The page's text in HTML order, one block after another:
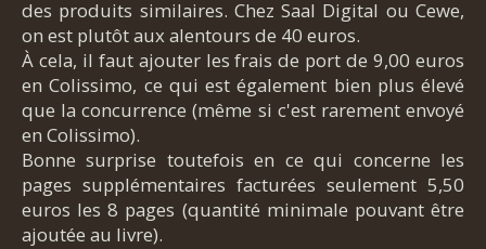
des produits similaires. Chez Saal Digital ou Cewe,
on est plutôt aux alentours de 40 euros.
À cela, il faut ajouter les frais de port de 9,00 euros
en Colissimo, ce qui est également bien plus élevé
que la concurrence (même si c'est rarement envoyé
en Colissimo).
Bonne surprise toutefois en ce qui concerne les
pages supplémentaires facturées seulement 5,50
euros les 8 pages (quantité minimale pouvant être
ajoutée au livre).